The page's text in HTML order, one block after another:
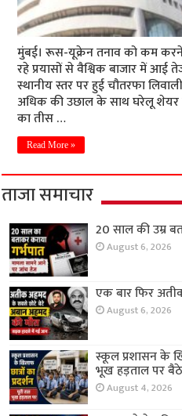
मुंबई। रूस-यूक्रेन तनाव को कम करने
रहे प्रयासों से वैश्विक बाजार में आई
स्थानीय स्तर पर हुई चौतरफा
अधिक की उछाल के साथ घरेलू शेयर
का तीस …
Read More »
ताजा समाचार
20 साल की उम्र
August 6, 2026
एक बार फिर
August 6, 2026
स्कूल प्रशासन के
भूख हड़ताल पर
August 4, 2026